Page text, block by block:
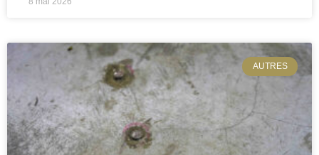
AUTRES